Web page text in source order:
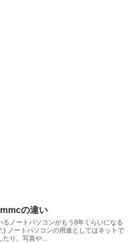
の違い
るノートパソコンがもう8年くらいになる
ノートパソコンの用途としてはネットで
たり、写真や...